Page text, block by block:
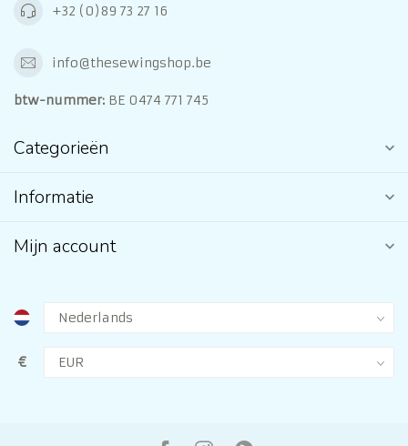
+32 (0)89 73 27 16
info@thesewingshop.be
btw-nummer: BE 0474 771 745
Categorieën
Informatie
Mijn account
€